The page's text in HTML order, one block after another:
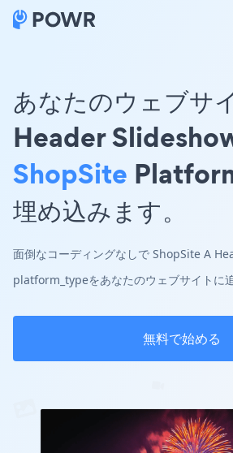
あなたのウェブサ
Header
ShopSite
埋め込みます。
面倒なコーディングなしで ShopSite A
platform_typeをあなたのウェブサイトに
無料で始める